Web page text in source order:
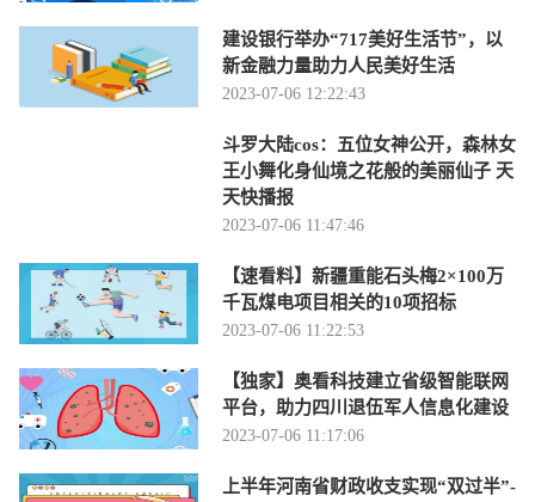
建设银行举办“717美好生活节”，以
新金融力量助力人民美好生活
2023-07-06 12:22:43
斗罗大陆cos：五位女神公开，森林女
王小舞化身仙境之花般的美丽仙子 天
天快播报
2023-07-06 11:47:46
【速看料】新疆重能石头梅2×100万
千瓦煤电项目相关的10项招标
2023-07-06 11:22:53
【独家】奥看科技建立省级智能联网
平台，助力四川退伍军人信息化建设
2023-07-06 11:17:06
上半年河南省财政收支实现“双过半”-